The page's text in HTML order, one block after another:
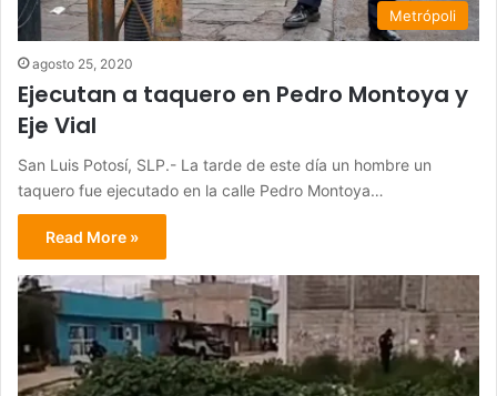
Metrópoli
agosto 25, 2020
Ejecutan a taquero en Pedro Montoya y
Eje Vial
San Luis Potosí, SLP.- La tarde de este día un hombre un
taquero fue ejecutado en la calle Pedro Montoya…
Read More »